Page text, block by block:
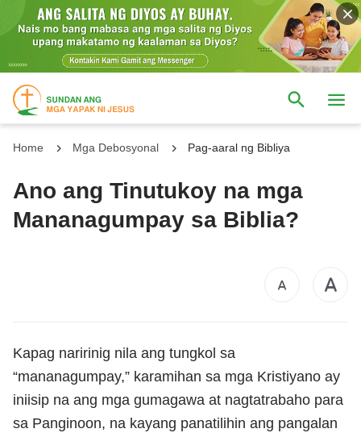
Home Mga Debosyonal Pag-aaral ng Bibliya
Ano ang Tinutukoy na mga
Mananagumpay sa Biblia?
Kapag naririnig nila ang tungkol sa
“mananagumpay,” karamihan sa mga Kristiyano ay
iniisip na ang mga gumagawa at nagtatrabaho para
sa Panginoon, na kayang panatilihin ang pangalan